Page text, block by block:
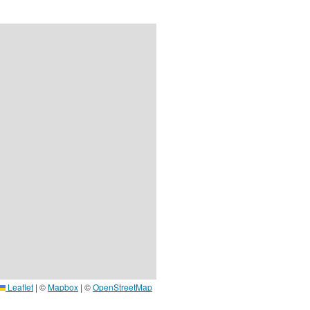
Leaflet | ©Mapbox| ©OpenStreetMap